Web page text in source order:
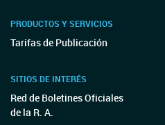
PRODUCTOS Y SERVICIOS
Tarifas de Publicación
SITIOS DE INTERÉS
Red de Boletines Oficiales
de la R. A.